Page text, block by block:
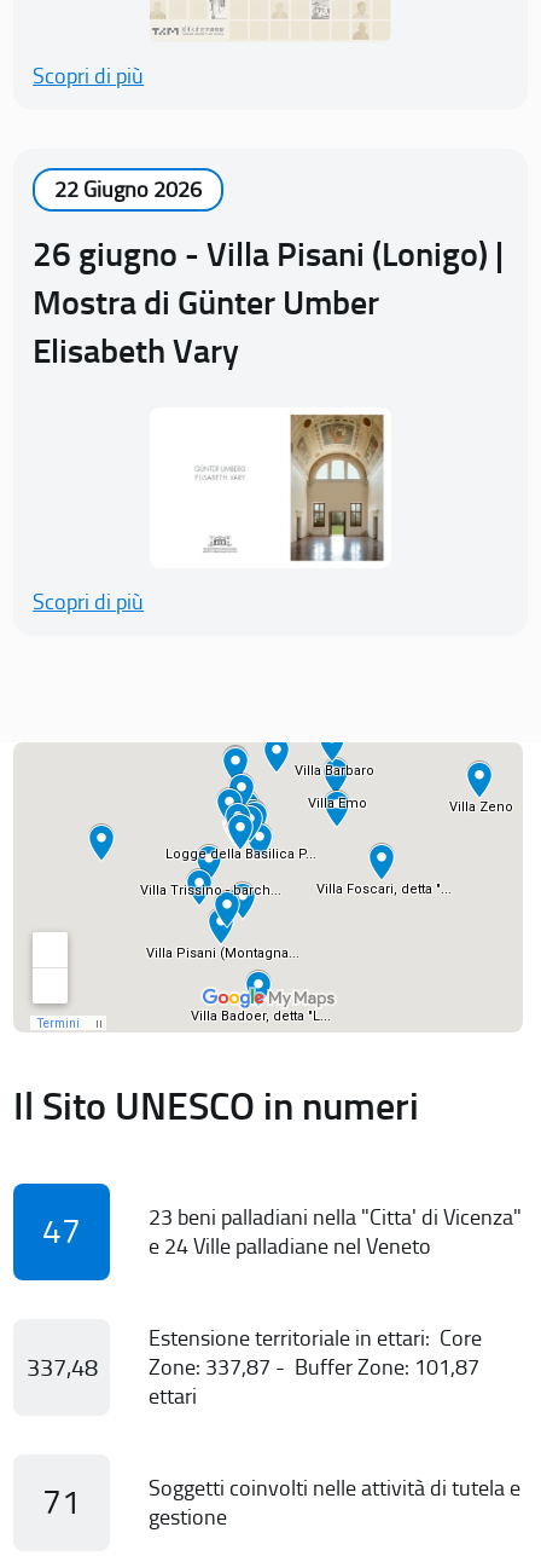
Scopri di più
22 Giugno 2026
26 giugno - Villa Pisani (Lonigo) |
Mostra di Günter Umber
Elisabeth Vary
Scopri di più
Il Sito UNESCO in numeri
47
23 beni palladiani nella "Citta' di Vicenza"
e 24 Ville palladiane nel Veneto
337,48
Estensione territoriale in ettari: Core
Zone: 337,87 - Buffer Zone: 101,87
ettari
71
Soggetti coinvolti nelle attività di tutela e
gestione